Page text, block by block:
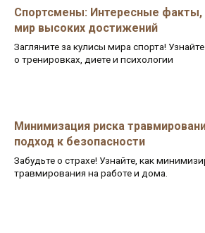
Спортсмены: Интересные
мир высоких достижений
Загляните за кулисы мира спорта!
о тренировках, диете и психологии
Минимизация риска
подход к безопасности
Забудьте о страхе! Узнайте, как
травмирования на работе и дома.